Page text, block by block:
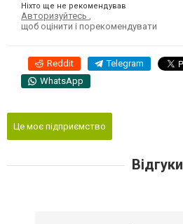
Ніхто ще не рекомендував
Авторизуйтесь
щоб оцінити і порекомендувати
Reddit Telegram
WhatsApp
Це моє підприємство
Відгуки